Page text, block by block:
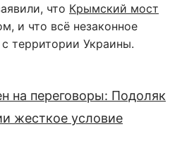
что Крымский мост
и что всё незаконное
территории Украины.
на переговоры: Подоляк
жесткое условие